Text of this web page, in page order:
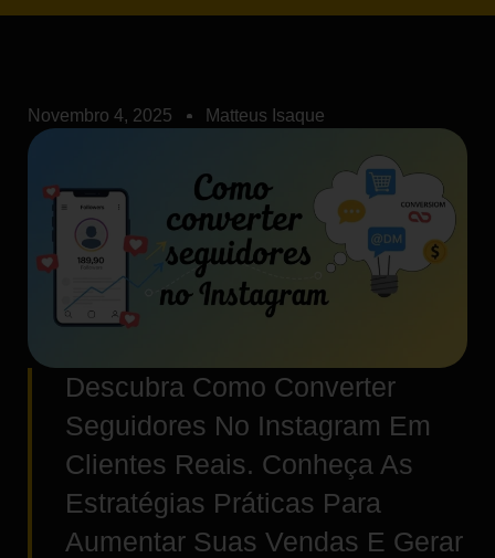
Novembro 4, 2025 Matteus Isaque
Descubra Como Converter
Seguidores No Instagram Em
Clientes Reais. Conheça As
Estratégias Práticas Para
Aumentar Suas Vendas E Gerar